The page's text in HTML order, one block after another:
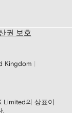
권 보호
Kingdom
Limited의 상표이
.